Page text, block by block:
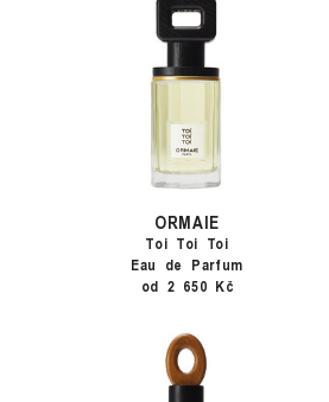
ORMAIE
Toi Toi Toi
Eau de Parfum
od 2 650 Kč